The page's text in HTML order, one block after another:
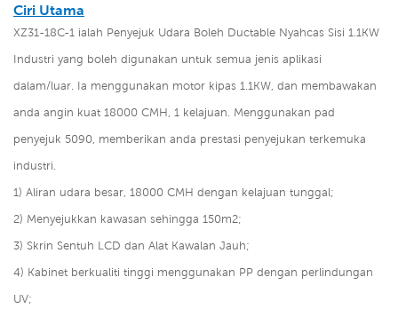
Ciri Utama
XZ31-18C-1 ialah Penyejuk Udara Boleh Ductable Nyahcas Sisi 1.1KW
Industri yang boleh digunakan untuk semua jenis aplikasi
dalam/luar. Ia menggunakan motor kipas 1.1KW, dan membawakan
anda angin kuat 18000 CMH, 1 kelajuan. Menggunakan pad
penyejuk 5090, memberikan anda prestasi penyejukan terkemuka
industri.
1) Aliran udara besar, 18000 CMH dengan kelajuan tunggal;
2) Menyejukkan kawasan sehingga 150m2;
3) Skrin Sentuh LCD dan Alat Kawalan Jauh;
4) Kabinet berkualiti tinggi menggunakan PP dengan perlindungan
UV;